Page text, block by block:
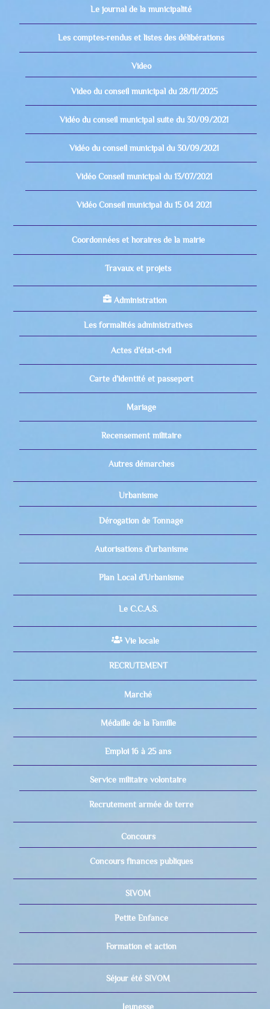
Le journal de la municipalité
Les comptes-rendus et listes des délibérations
Video
Video du conseil municipal du 28/11/2025
Vidéo du conseil municipal suite du 30/09/2021
Vidéo du conseil municipal du 30/09/2021
Vidéo Conseil municipal du 13/07/2021
Vidéo Conseil municipal du 15 04 2021
Coordonnées et horaires de la mairie
Travaux et projets
Administration
Les formalités administratives
Actes d’état-civil
Carte d’identité et passeport
Mariage
Recensement militaire
Autres démarches
Urbanisme
Dérogation de Tonnage
Autorisations d’urbanisme
Plan Local d’Urbanisme
Le C.C.A.S.
Vie locale
RECRUTEMENT
Marché
Médaille de la Famille
Emploi 16 à 25 ans
Service militaire volontaire
Recrutement armée de terre
Concours
Concours finances publiques
SIVOM
Petite Enfance
Formation et action
Séjour été SIVOM
Jeunesse